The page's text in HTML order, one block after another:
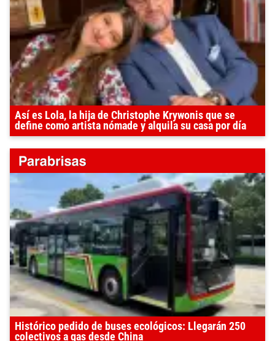
Así es Lola, la hija de Christophe Krywonis que se
define como artista nómade y alquila su casa por día
Histórico pedido de buses ecológicos: Llegarán 250
colectivos a gas desde China